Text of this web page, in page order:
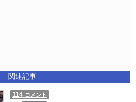
関連記事
114 コメント